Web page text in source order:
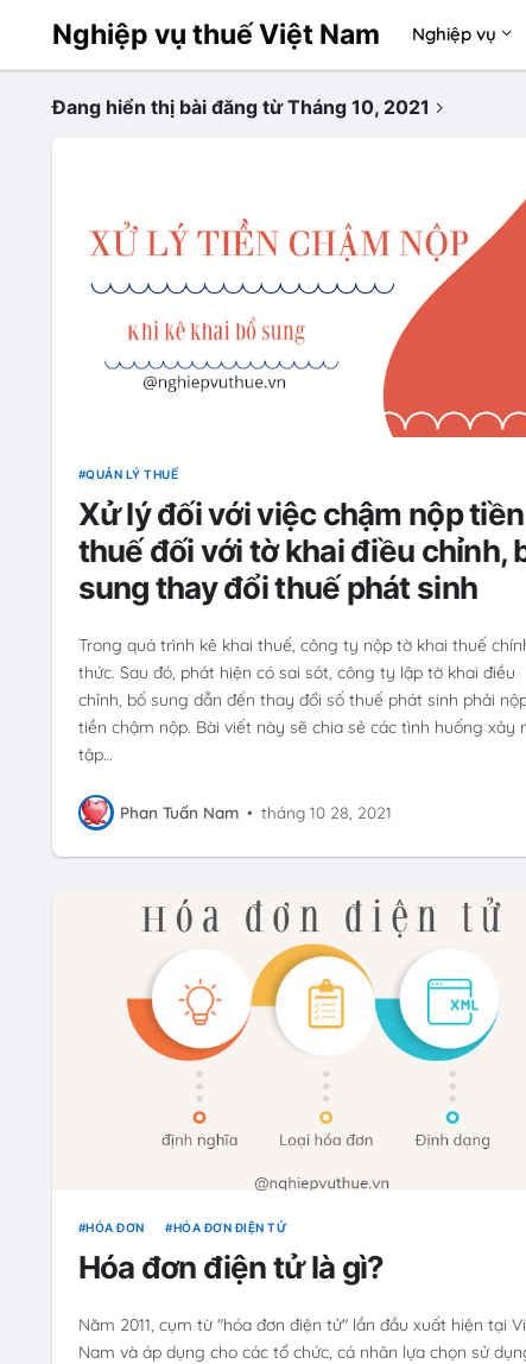
Nghiệp vụ thuế Việt Nam Nghiệp vụ
Đang hiển thị bài đăng từ Tháng 10, 2021
QUẢN LÝ THUẾ
Xử lý đối với việc chậm nộp tiền
thuế đối với tờ khai điều chỉnh,
sung thay đổi thuế phát sinh
Trong quá trình kê khai thuế, công ty nộp tờ khai thuế
thức. Sau đó, phát hiện có sai sót, công ty lập tờ khai điều
chỉnh, bố sung dẫn đến thay đổi số thuế phát sinh phải
tiền chậm nộp. Bài viết này sẽ chia sẻ các tình huống xảy
tập…
Phan Tuấn Nam • tháng 10 28, 2021
HÓA ĐƠN HÓA ĐƠN ĐIỆN TỬ
Hóa đơn điện tử là gì?
Năm 2011, cụm từ "hóa đơn điện tử" lần đầu xuất hiện tại
Nam và áp dụng cho các tổ chức, cá nhân lựa chọn sử